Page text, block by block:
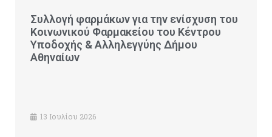
Συλλογή φαρμάκων για την ενίσχυση του
Κοινωνικού Φαρμακείου του Κέντρου
Υποδοχής & Αλληλεγγύης Δήμου
Αθηναίων
13 Ιουλίου 2026